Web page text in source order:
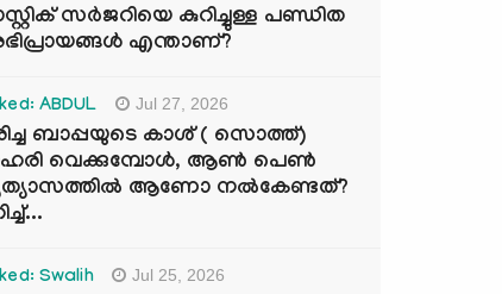
സർജറിയെ കുറിച്ചുള്ള പണ്ഡിത
എന്താണ്?
ABDUL Jul 27, 2026
ബാപ്പയുടെ കാശ് ( സൊത്ത്)
വെക്കുമ്പോൾ, ആണ്‍ പെണ്‍
ആണോ നല്‍കേണ്ടത്?
Swalih Jul 25, 2026